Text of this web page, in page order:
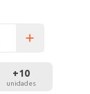
+10
unidades